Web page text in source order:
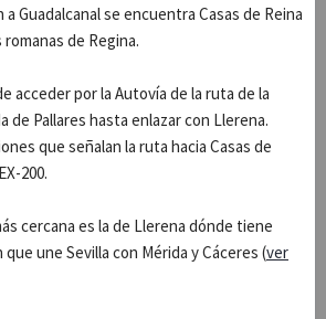
Guadalcanal se encuentra Casas de Reina
de Regina.
acceder por la Autovía de la ruta de la
de Pallares hasta enlazar con Llerena.
que señalan la ruta hacia Casas de
200.
cercana es la de Llerena dónde tiene
une Sevilla con Mérida y Cáceres (ver